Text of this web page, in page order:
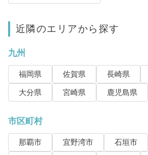
近隣のエリアから探す
九州
福岡県 佐賀県 長崎県
大分県
宮崎県 鹿児島県
市区町村
那覇市 宜野湾市 石垣市